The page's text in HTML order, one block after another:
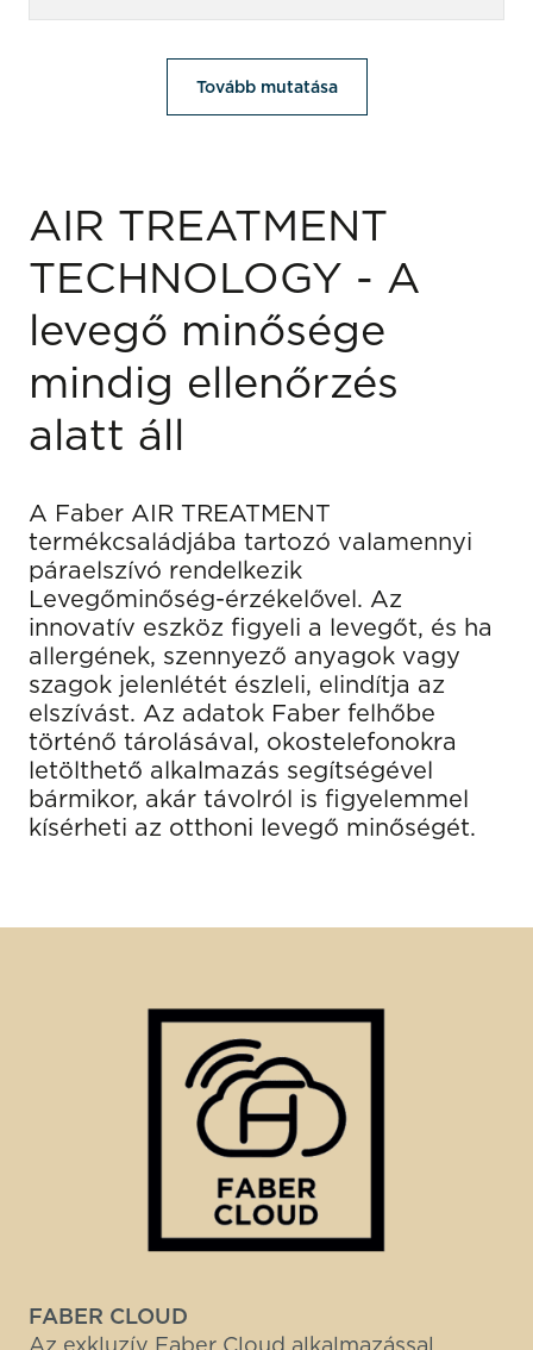
Tovább mutatása
AIR TREATMENT
TECHNOLOGY - A
levegő minősége
mindig ellenőrzés
alatt áll
A Faber AIR TREATMENT
termékcsaládjába tartozó valamennyi
páraelszívó rendelkezik
Levegőminőség-érzékelővel. Az
innovatív eszköz figyeli a levegőt, és ha
allergének, szennyező anyagok vagy
szagok jelenlétét észleli, elindítja az
elszívást. Az adatok Faber felhőbe
történő tárolásával, okostelefonokra
letölthető alkalmazás segítségével
bármikor, akár távolról is figyelemmel
kísérheti az otthoni levegő minőségét.
FABER CLOUD
Az exkluzív Faber Cloud alkalmazással